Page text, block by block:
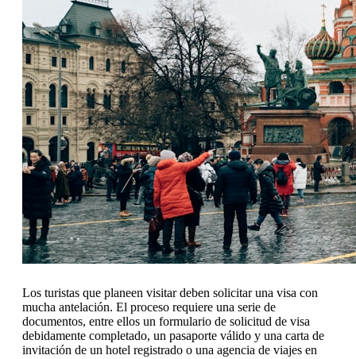
Los turistas que planeen visitar deben solicitar una visa con
mucha antelación. El proceso requiere una serie de
documentos, entre ellos un formulario de solicitud de visa
debidamente completado, un pasaporte válido y una carta de
invitación de un hotel registrado o una agencia de viajes en